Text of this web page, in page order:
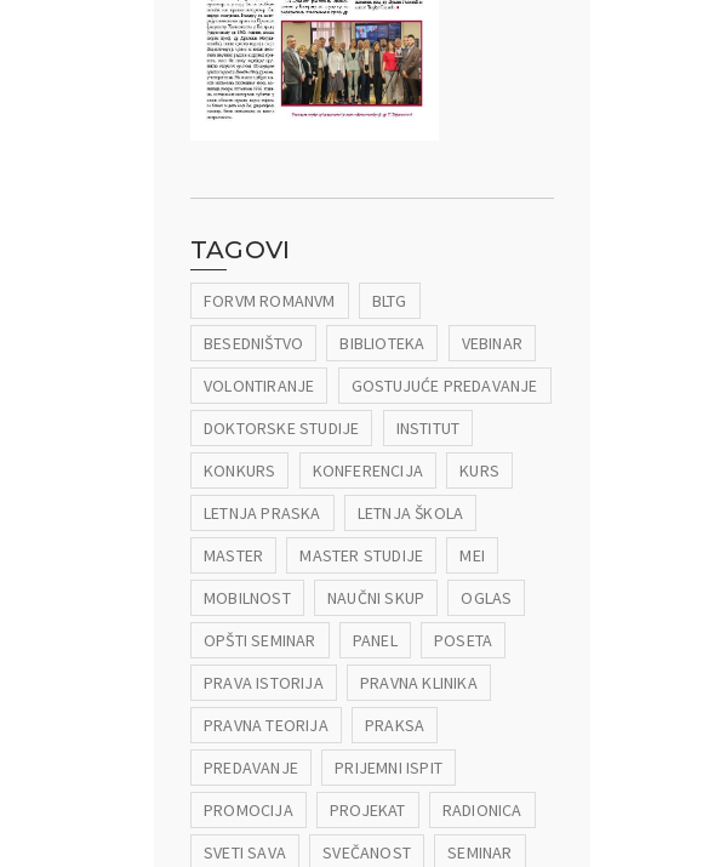
TAGOVI
FORVM ROMANVM
BLTG
BESEDNIŠTVO
BIBLIOTEKA
VEBINAR
VOLONTIRANJE
GOSTUJUĆE PREDAVANJE
DOKTORSKE STUDIJE
INSTITUT
KONKURS
KONFERENCIJA
KURS
LETNJA PRASKA
LETNJA ŠKOLA
MASTER
MASTER STUDIJE
MEI
MOBILNOST
NAUČNI SKUP
OGLAS
OPŠTI SEMINAR
PANEL
POSETA
PRAVA ISTORIJA
PRAVNA KLINIKA
PRAVNA TEORIJA
PRAKSA
PREDAVANJE
PRIJEMNI ISPIT
PROMOCIJA
PROJEKAT
RADIONICA
SVETI SAVA
SVEČANOST SEMINAR